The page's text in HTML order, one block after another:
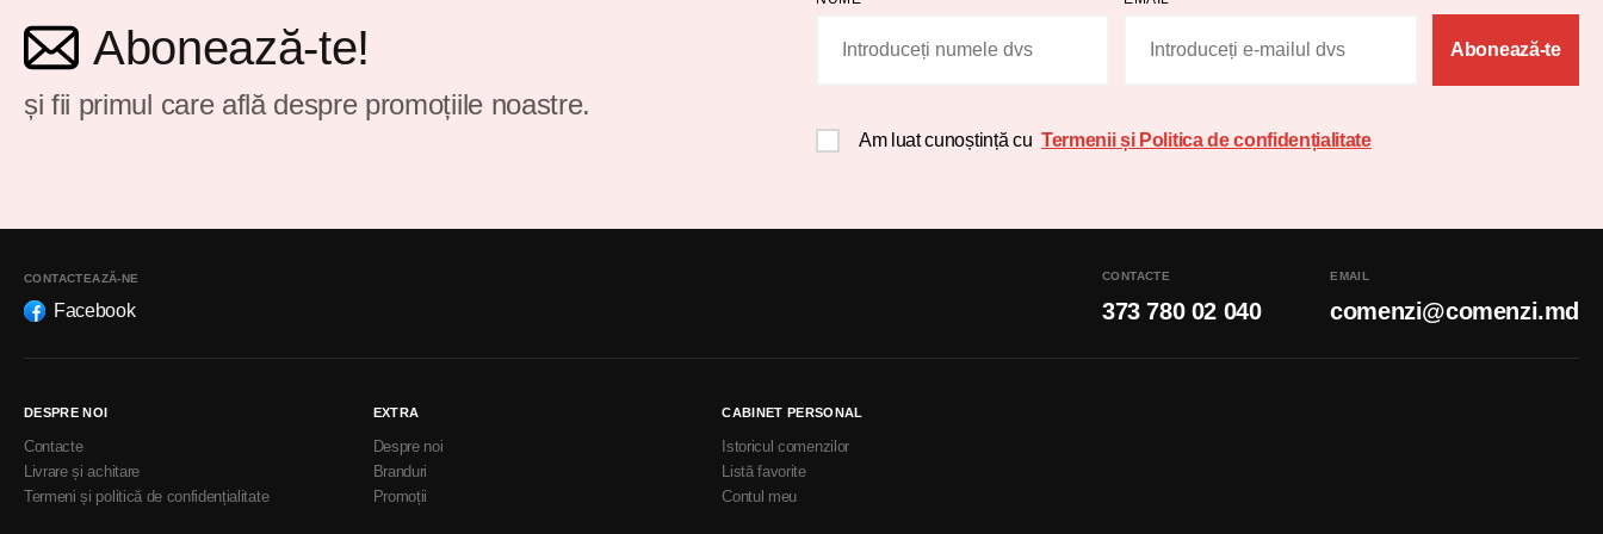
Abonează-te!
și fii primul care află despre promoțiile noastre.
Abonează-te
Am luat cunoștință cu Termenii și Politica de confidențialitate
CONTACTEAZĂ-NE
Facebook
CONTACTE
373 780 02 040
EMAIL
comenzi@comenzi.md
DESPRE NOI
Contacte
Livrare și achitare
Termeni și politică de confidențialitate
EXTRA
Despre noi
Branduri
Promoții
CABINET PERSONAL
Istoricul comenzilor
Listă favorite
Contul meu